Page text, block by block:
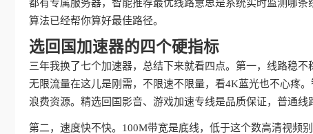
都有专属服务器，智能推荐最优线路意思是系统实时监测哪
算法已经帮你算好最佳路径。
选回国加速器的四个硬指标
三年我换了七个加速器，总结下来就看四点。第一，线路稳不
无限流量在这儿是刚需，不限速不限量，看4K蓝光也不心疼
浪费资源。精选回国影音、游戏加速专线是品质保证，普通线
第二，速度快不快。100M带宽是底线，低于这个数高清视频别